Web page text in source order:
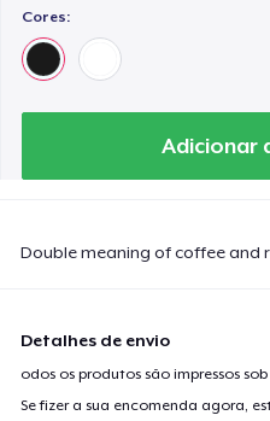
Cores:
Adicionar
Double meaning of coffee and
Detalhes de envio
odos os produtos são impressos
Se fizer a sua encomenda agora,